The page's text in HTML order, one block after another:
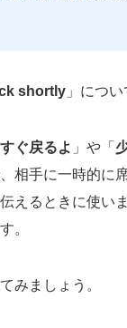
shortly 」につ
すぐ戻るよ 」や「
相手に一時的に
えるときに使い
。
みましょう。